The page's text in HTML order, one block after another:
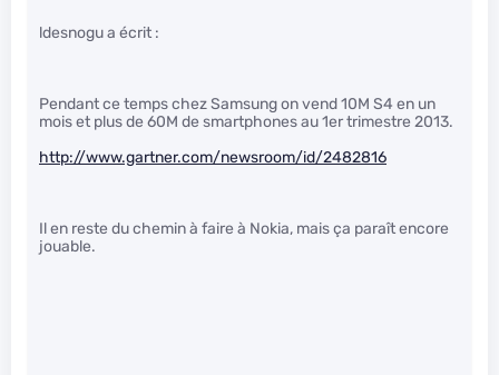
ldesnogu a écrit :
Pendant ce temps chez Samsung on vend 10M S4 en un
mois et plus de 60M de smartphones au 1er trimestre 2013.
http://www.gartner.com/newsroom/id/2482816
Il en reste du chemin à faire à Nokia, mais ça paraît encore
jouable.